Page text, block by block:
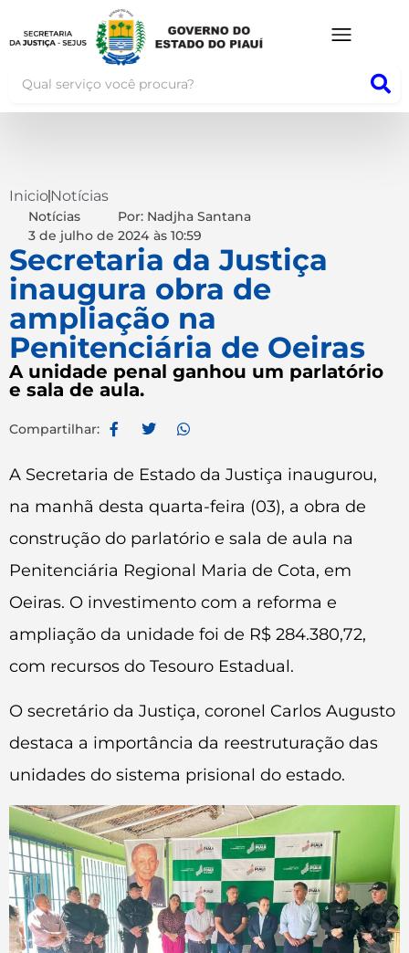
InicioNotícias
Notícias
Por: Nadjha Santana
3 de julho de 2024 às 10:59
Secretaria da Justiça
inaugura obra de
ampliação na
Penitenciária de Oeiras
A unidade penal ganhou um parlatório
e sala de aula.
Compartilhar:
A Secretaria de Estado da Justiça inaugurou,
na manhã desta quarta-feira (03), a obra de
construção do parlatório e sala de aula na
Penitenciária Regional Maria de Cota, em
Oeiras. O investimento com a reforma e
ampliação da unidade foi de R$ 284.380,72,
com recursos do Tesouro Estadual.
O secretário da Justiça, coronel Carlos Augusto
destaca a importância da reestruturação das
unidades do sistema prisional do estado.